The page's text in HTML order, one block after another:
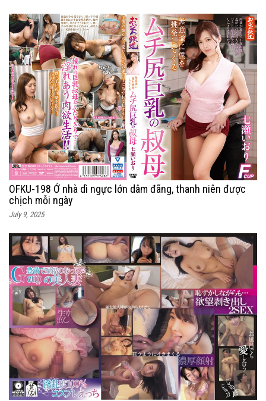
OFKU-198 Ở nhà dì ngực lớn dâm đãng, thanh niên được
chịch mỗi ngày
July 9, 2025